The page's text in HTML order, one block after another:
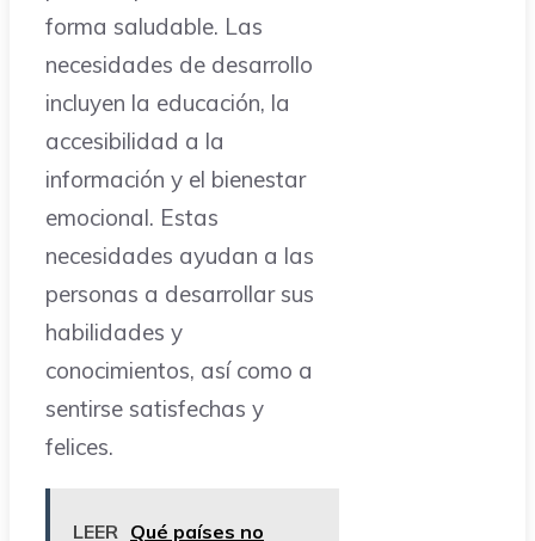
forma saludable. Las
necesidades de desarrollo
incluyen la educación, la
accesibilidad a la
información y el bienestar
emocional. Estas
necesidades ayudan a las
personas a desarrollar sus
habilidades y
conocimientos, así como a
sentirse satisfechas y
felices.
LEER Qué países no